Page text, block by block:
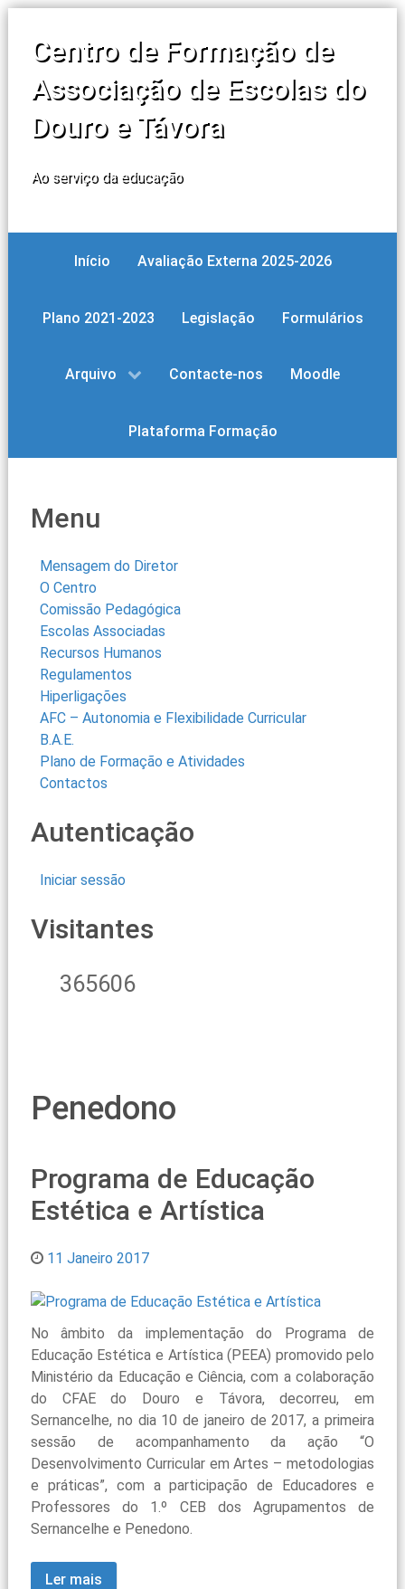
Centro de Formação de
Associação de Escolas do
Douro e Távora
Ao serviço da educação
Início Avaliação Externa 2025-2026
Plano 2021-2023 Legislação Formulários
Arquivo Contacte-nos Moodle
Plataforma Formação
Menu
Mensagem do Diretor
O Centro
Comissão Pedagógica
Escolas Associadas
Recursos Humanos
Regulamentos
Hiperligações
AFC – Autonomia e Flexibilidade Curricular
B.A.E.
Plano de Formação e Atividades
Contactos
Autenticação
Iniciar sessão
Visitantes
365606
Penedono
Programa de Educação
Estética e Artística
11 Janeiro 2017
No âmbito da implementação do Programa de
Educação Estética e Artística (PEEA) promovido pelo
Ministério da Educação e Ciência, com a colaboração
do CFAE do Douro e Távora, decorreu, em
Sernancelhe, no dia 10 de janeiro de 2017, a primeira
sessão de acompanhamento da ação “O
Desenvolvimento Curricular em Artes – metodologias
e práticas”, com a participação de Educadores e
Professores do 1.º CEB dos Agrupamentos de
Sernancelhe e Penedono.
Ler mais